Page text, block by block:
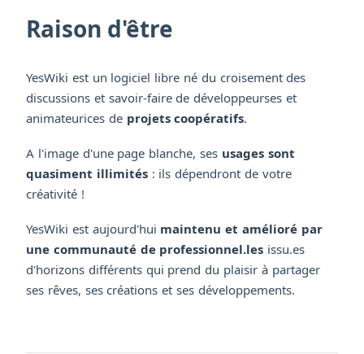
Raison d'être
YesWiki est un logiciel libre né du croisement des
discussions et savoir-faire de développeurses et
animateurices de projets coopératifs.
A l'image d'une page blanche, ses usages sont
quasiment illimités: ils dépendront de votre
créativité !
YesWiki est aujourd'hui maintenu et amélioré par
une communauté de professionnel.les issu.es
d'horizons différents qui prend du plaisir à partager
ses rêves, ses créations et ses développements.